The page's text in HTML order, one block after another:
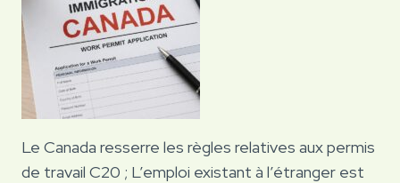
Le Canada resserre les règles relatives aux permis
de travail C20 ; L’emploi existant à l’étranger est